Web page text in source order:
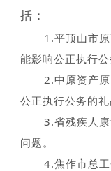
括：
1.平顶山市
能影响公正执行公
2.中原资产
公正执行公务的礼
3.省残疾人
问题。
4.焦作市总